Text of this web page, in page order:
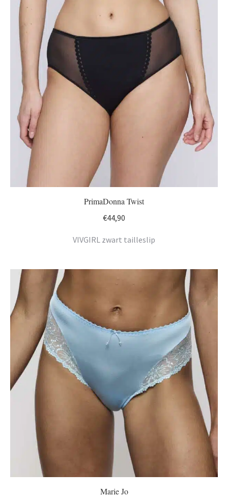
PrimaDonna Twist
€44,90
VIVGIRL zwart tailleslip
Marie Jo